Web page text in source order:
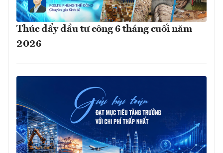
Thúc đẩy đầu tư công 6 tháng cuối năm
2026